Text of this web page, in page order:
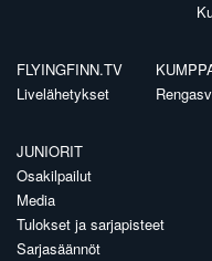
FLYINGFINN.TV
Livelähetykset
JUNIORIT
Osakilpailut
Media
Tulokset ja sarjapisteet
Sarjasäännöt